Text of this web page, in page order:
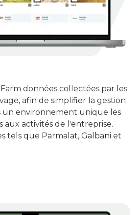
données collectées par les
afin de simplifier la gestion
un environnement unique les
aux activités de l'entreprise.
tels que Parmalat, Galbani et